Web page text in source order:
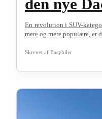
den nye
En revolution i SUV-
mere og mere populære, er
Skrevet af Easybiler